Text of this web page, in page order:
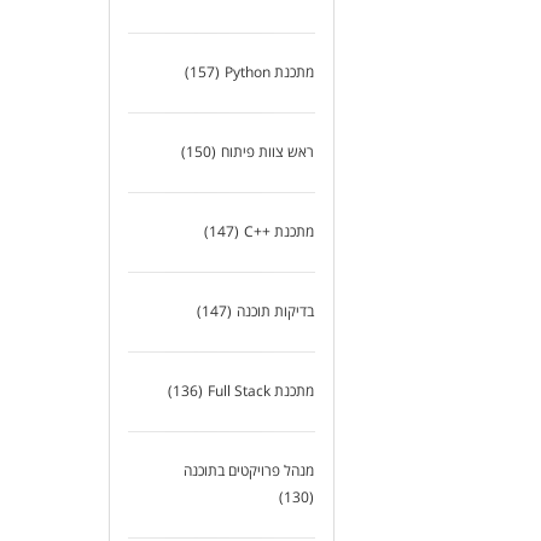
מתכנת Python (157)
ראש צוות פיתוח (150)
מתכנת ++C (147)
בדיקות תוכנה (147)
מתכנת Full Stack (136)
מנהל פרויקטים בתוכנה
(130)